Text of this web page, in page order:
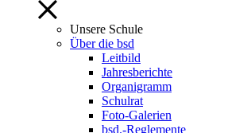
Unsere Schule
Über die bsd
Leitbild
Jahresberichte
Organigramm
Schulrat
Foto-Galerien
bsd.-Reglemente